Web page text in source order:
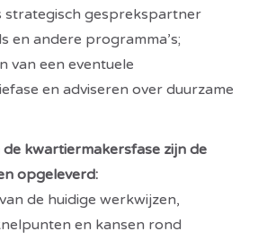
strategisch gesprekspartner
en andere programma’s;
van een eventuele
en adviseren over duurzame
kwartiermakersfase zijn de
opgeleverd:
de huidige werkwijzen,
en kansen rond